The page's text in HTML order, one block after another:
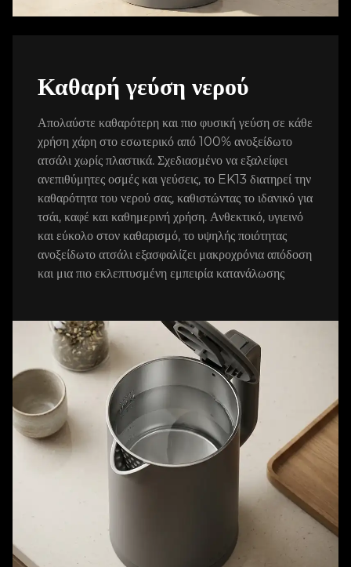
Καθαρή γεύση νερού
Απολαύστε καθαρότερη και πιο φυσική γεύση σε κάθε
χρήση χάρη στο εσωτερικό από 100% ανοξείδωτο
ατσάλι χωρίς πλαστικά. Σχεδιασμένο να εξαλείφει
ανεπιθύμητες οσμές και γεύσεις, το EK13 διατηρεί την
καθαρότητα του νερού σας, καθιστώντας το ιδανικό για
τσάι, καφέ και καθημερινή χρήση. Ανθεκτικό, υγιεινό
και εύκολο στον καθαρισμό, το υψηλής ποιότητας
ανοξείδωτο ατσάλι εξασφαλίζει μακροχρόνια απόδοση
και μια πιο εκλεπτυσμένη εμπειρία κατανάλωσης